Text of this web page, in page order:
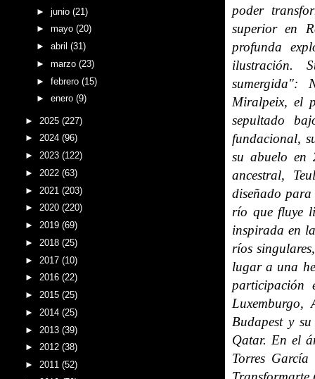
poder
superior en
profunda
ilustración.
sumergida":
Miralpeix, el
sepultado
fundacional,
su abuelo en
ancestral,
diseñado
río que fluye
inspirada en
ríos
lugar a una
Luxemburgo,
Budapest y
Qatar. En el
Torres
► junio (21)
► mayo (20)
► abril (31)
► marzo (23)
► febrero (15)
► enero (9)
► 2025 (227)
► 2024 (96)
► 2023 (122)
► 2022 (63)
► 2021 (203)
► 2020 (220)
► 2019 (69)
► 2018 (25)
► 2017 (10)
► 2016 (22)
► 2015 (25)
► 2014 (25)
► 2013 (39)
► 2012 (38)
► 2011 (52)